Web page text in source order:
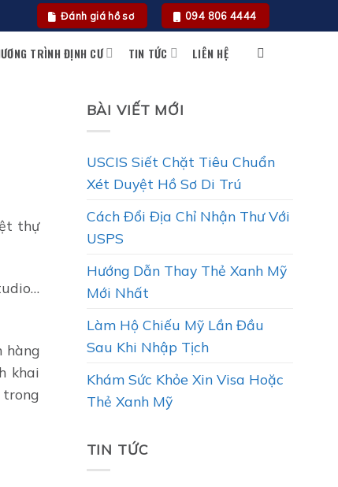
Đánh giá hồ sơ 094 806 4444
TRÌNH ĐỊNH CƯ TIN TỨC LIÊN HỆ
thự
hàng
khai
trong
BÀI VIẾT MỚI
USCIS Siết Chặt Tiêu Chuẩn
Xét Duyệt Hồ Sơ Di Trú
Cách Đổi Địa Chỉ Nhận Thư Với
USPS
Hướng Dẫn Thay Thẻ Xanh Mỹ
Mới Nhất
Làm Hộ Chiếu Mỹ Lần Đầu
Sau Khi Nhập Tịch
Khám Sức Khỏe Xin Visa Hoặc
Thẻ Xanh Mỹ
TIN TỨC